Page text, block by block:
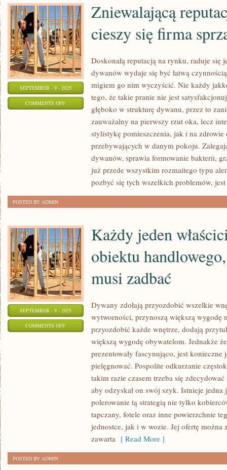
SEPTEMBER - 9 - 2025
COMMENTS OFFON
ZNIEWALAJĄCĄ
Zniewalającą
cieszy się firma
Doskonałą reputacją na rynku, raduje się
dywanów wydaje się być łatwą
migiem go nim wyczyścić. Nie każdy
tego, że takie pranie nie jest
głęboko w strukturę dywanu, przez to
zauważalny na pierwszy rzut oka, lecz
stylistykę pomieszczenia, jak i na
przebywających w danym pokoju.
dywanów, sprawia formowanie bakterii,
już przede wszystkim rozmaitego typu
pozbyć się tych wszelkich problemów, jest
POSTED BY ADMIN
SEPTEMBER - 9 - 2025
COMMENTS OFFON
OGROMNEGO
HANDLOWEGO,
WSZYSTKO
ZADBAĆ
Każdy jeden
obiektu
musi zadbać
Dywany zdołają przyozdobić wszelkie
wytworności, przynoszą większą wygodę
przyozdobić każde wnętrze, dodają
większą wygodę obywatelom. Jednakże
prezentowały fascynująco, jest
pielęgnować. Pospolite odkurzanie
takim razie czasem trzeba się
aby odzyskał on swój szyk. Istnieje
polerowanie tą strategią nie tylko
tapczany, fotele oraz inne powierzchnie
jednostce, jak i w wozie. Jej ofertę można
zawarta [ Read More ]
POSTED BY ADMIN